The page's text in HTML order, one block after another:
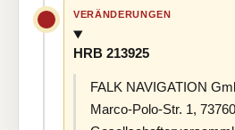
VERÄNDERUNGEN
HRB 213925
FALK NAVIGATION
Marco-Polo-Str. 1,